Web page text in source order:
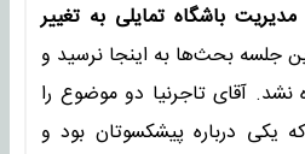
باشگاه تمایلی به تغییر
جلسه بحث‌ها به اینجا نرسید و
آقای تاجرنیا دو موضوع را
یکی درباره پیشکسوتان بود و